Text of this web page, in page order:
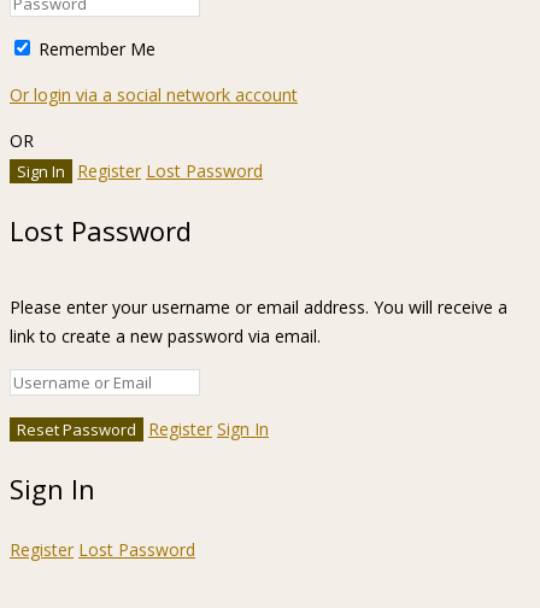
Remember Me
Or login via a social network account
OR
Register Lost Password
Lost Password
Please enter your username or email address. You will receive a
link to create a new password via email.
Register Sign In
Sign In
Register Lost Password